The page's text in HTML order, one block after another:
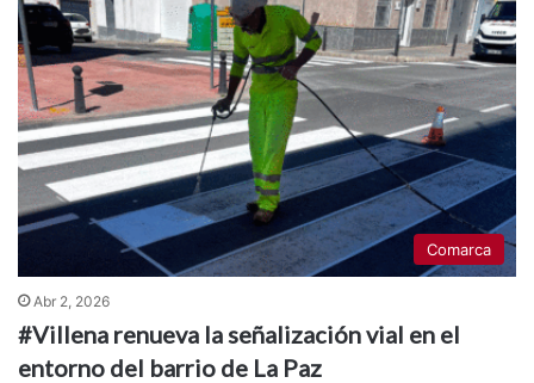
Comarca
Abr 2, 2026
#Villena renueva la señalización vial en el
entorno del barrio de La Paz